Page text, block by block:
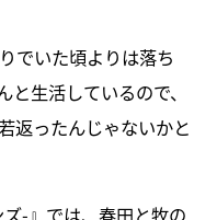
でいた頃よりは落ち
生活しているので、
返ったんじゃないかと
-』では、春田と牧の